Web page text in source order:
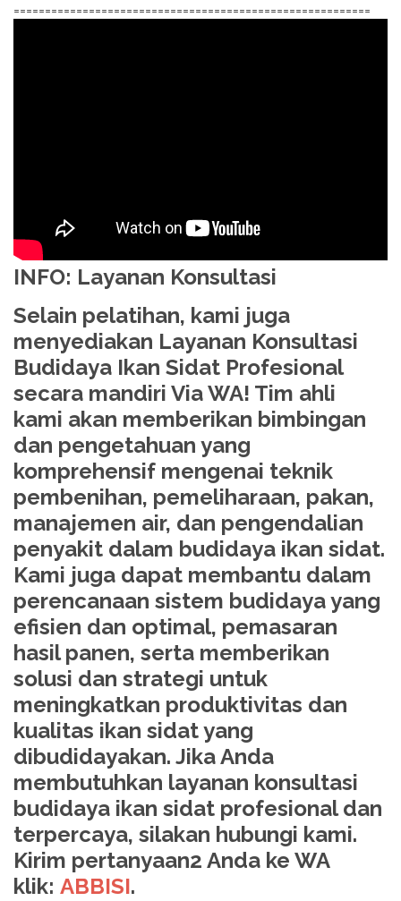
=========================================================
INFO: Layanan Konsultasi
Selain pelatihan, kami juga
menyediakan Layanan Konsultasi
Budidaya Ikan Sidat Profesional
secara mandiri Via WA! Tim ahli
kami akan memberikan bimbingan
dan pengetahuan yang
komprehensif mengenai teknik
pembenihan, pemeliharaan, pakan,
manajemen air, dan pengendalian
penyakit dalam budidaya ikan sidat.
Kami juga dapat membantu dalam
perencanaan sistem budidaya yang
efisien dan optimal, pemasaran
hasil panen, serta memberikan
solusi dan strategi untuk
meningkatkan produktivitas dan
kualitas ikan sidat yang
dibudidayakan. Jika Anda
membutuhkan layanan konsultasi
budidaya ikan sidat profesional dan
terpercaya, silakan hubungi kami.
Kirim pertanyaan2 Anda ke WA
klik: ABBISI.